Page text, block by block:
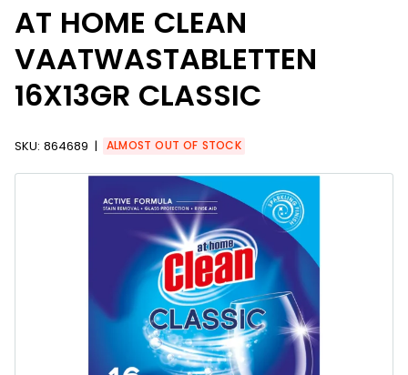
AT HOME CLEAN
VAATWASTABLETTEN
16X13GR CLASSIC
SKU: 864689 ALMOST OUT OF STOCK